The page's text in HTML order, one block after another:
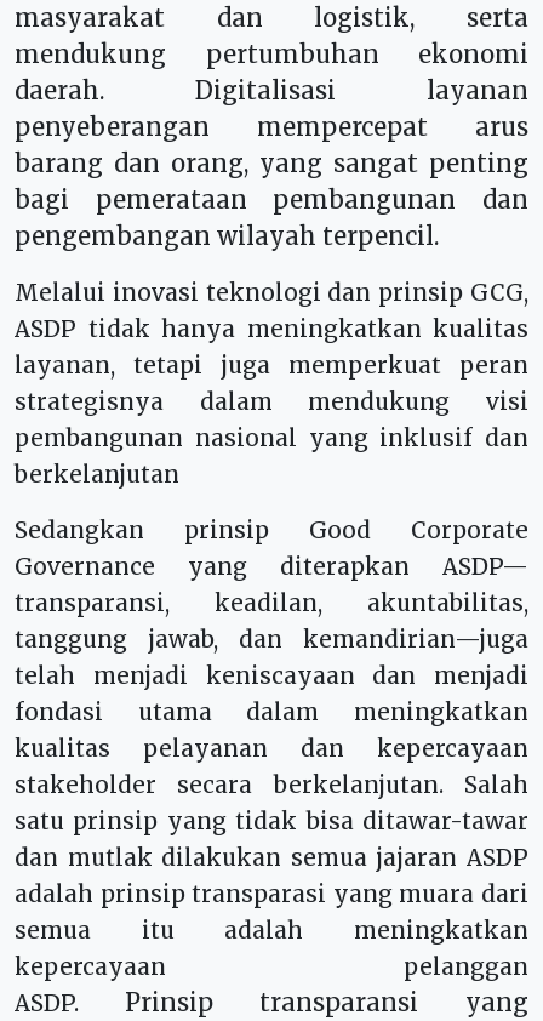
masyarakat dan logistik, serta
mendukung pertumbuhan ekonomi
daerah. Digitalisasi layanan
penyeberangan mempercepat arus
barang dan orang, yang sangat penting
bagi pemerataan pembangunan dan
pengembangan wilayah terpencil.
Melalui inovasi teknologi dan prinsip GCG,
ASDP tidak hanya meningkatkan kualitas
layanan, tetapi juga memperkuat peran
strategisnya dalam mendukung visi
pembangunan nasional yang inklusif dan
berkelanjutan
Sedangkan prinsip Good Corporate
Governance yang diterapkan ASDP—
transparansi, keadilan, akuntabilitas,
tanggung jawab, dan kemandirian—juga
telah menjadi keniscayaan dan menjadi
fondasi utama dalam meningkatkan
kualitas pelayanan dan kepercayaan
stakeholder secara berkelanjutan. Salah
satu prinsip yang tidak bisa ditawar-tawar
dan mutlak dilakukan semua jajaran ASDP
adalah prinsip transparasi yang muara dari
semua itu adalah meningkatkan
kepercayaan pelanggan
ASDP. Prinsip transparansi yang